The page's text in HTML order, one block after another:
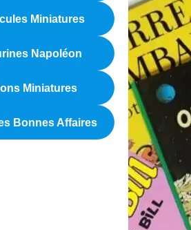
Miniatures
Napoléon
Miniatures
Bonnes Affaires